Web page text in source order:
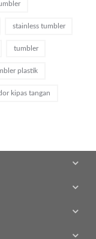
stainless tumbler
tumbler
plastik
kipas tangan